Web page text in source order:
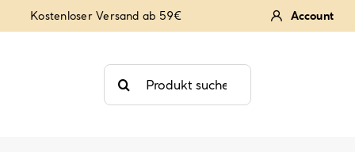
Inhalt
Kostenloser Versand ab 59€ Account
Suche
nach: